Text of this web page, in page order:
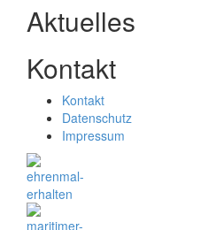
Aktuelles
Kontakt
Kontakt
Datenschutz
Impressum